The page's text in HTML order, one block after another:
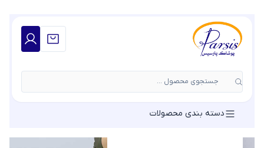
جستجوی محصول ...
دسته بندی محصولات